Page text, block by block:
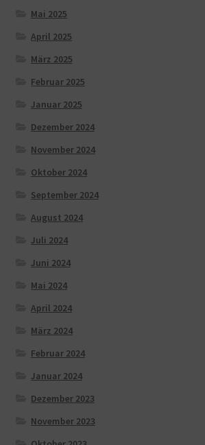
Mai 2025
April 2025
März 2025
Februar 2025
Januar 2025
Dezember 2024
November 2024
Oktober 2024
September 2024
August 2024
Juli 2024
Juni 2024
Mai 2024
April 2024
März 2024
Februar 2024
Januar 2024
Dezember 2023
November 2023